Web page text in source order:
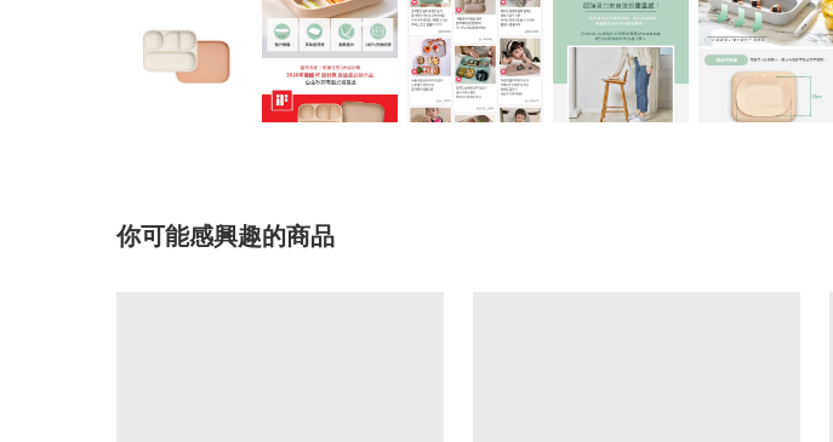
你可能感興趣的商品